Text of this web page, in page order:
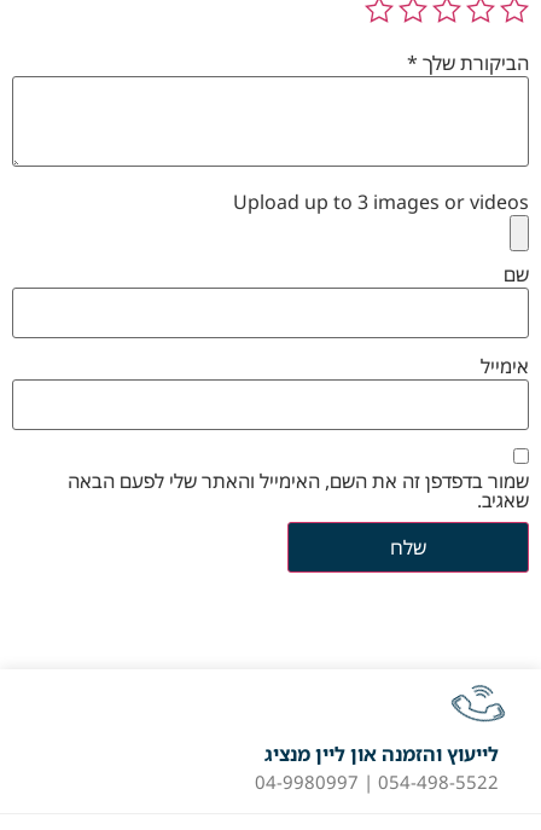
הביקורת שלך *
Upload up to 3 images or videos
שם
אימייל
שמור בדפדפן זה את השם, האימייל והאתר שלי לפעם הבאה
שאגיב.
לייעוץ והזמנה און ליין מנציג
054-498-5522 | 04-9980997